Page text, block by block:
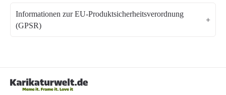
Informationen zur EU-Produktsicherheitsverordnung
(GPSR)